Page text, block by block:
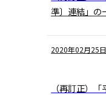
準〕連結」の
2020年02月25日
（再訂正）